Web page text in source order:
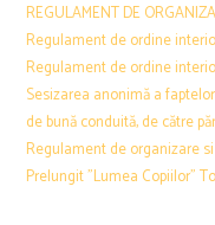
REGULAMENT DE
Regulament de ordine
Regulament de ordine
Sesizarea anonimă a
de bună conduită, de către
Regulament de organizare
Prelungit ”Lumea Copiilor”